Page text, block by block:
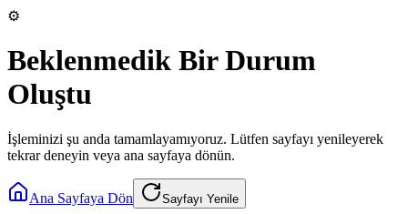
⚙️
Beklenmedik Bir Durum
Oluştu
İşleminizi şu anda tamamlayamıyoruz. Lütfen sayfayı yenileyerek
tekrar deneyin veya ana sayfaya dönün.
Ana Sayfaya Dön Sayfayı Yenile